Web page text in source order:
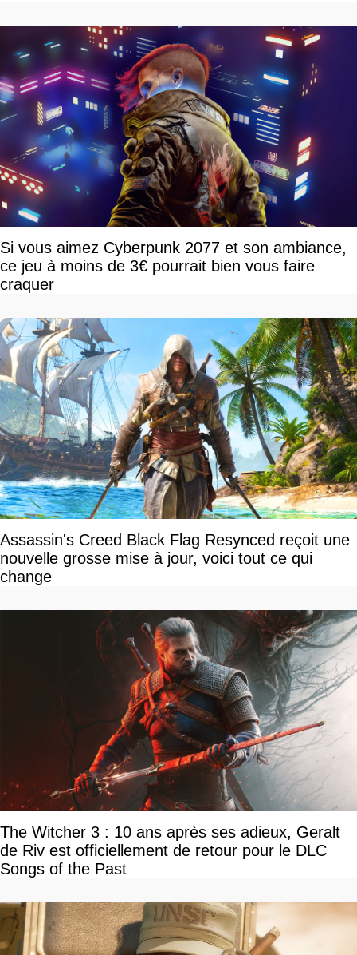
Si vous aimez Cyberpunk 2077 et son ambiance,
ce jeu à moins de 3€ pourrait bien vous faire
craquer
Assassin's Creed Black Flag Resynced reçoit une
nouvelle grosse mise à jour, voici tout ce qui
change
The Witcher 3 : 10 ans après ses adieux, Geralt
de Riv est officiellement de retour pour le DLC
Songs of the Past